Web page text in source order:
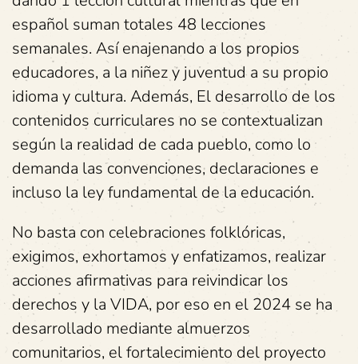
español suman totales 48 lecciones
semanales. Así enajenando a los propios
educadores, a la niñez y juventud a su propio
idioma y cultura. Además, El desarrollo de los
contenidos curriculares no se contextualizan
según la realidad de cada pueblo, como lo
demanda las convenciones, declaraciones e
incluso la ley fundamental de la educación.
No basta con celebraciones folklóricas,
exigimos, exhortamos y enfatizamos, realizar
acciones afirmativas para reivindicar los
derechos y la VIDA, por eso en el 2024 se ha
desarrollado mediante almuerzos
comunitarios, el fortalecimiento del proyecto